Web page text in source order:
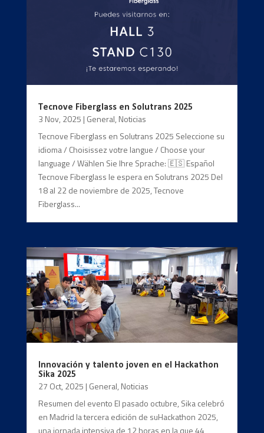
Tecnove Fiberglass en Solutrans 2025
3 Nov, 2025 | General, Noticias
Tecnove Fiberglass en Solutrans 2025 Seleccione su
idioma / Choisissez votre langue / Choose your
language / Wählen Sie Ihre Sprache: 🇪🇸 Español
Tecnove Fiberglass le espera en Solutrans 2025 Del
18 al 22 de noviembre de 2025, Tecnove
Fiberglass...
Innovación y talento joven en el Hackathon
Sika 2025
27 Oct, 2025 | General, Noticias
Resumen del evento El pasado octubre, Sika celebró
en Madrid la tercera edición de suHackathon 2025,